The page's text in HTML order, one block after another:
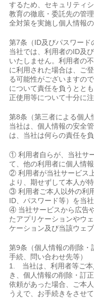
するため、セキュリティ
教育の徹底・委託先の管
全対策を実施し個人情報
第7条（ID及びパスワード
当社では、利用者のID及
いたしません。利用者の
に利用された場合は、ご
る可能性がございますの
について責任を負うとと
正使用等について十分に
第8条（第三者による個人
当社は、個人情報の安全
は、当社は何らの責任を負
① 利用者自らが、当社サ
て、他の利用者に個人情
② 利用者が当社サービス
より、期せずして本人が
③ 利用者ご本人以外の利
ID、パスワード等）を当
④ 当社サービスから広告
たアプリケーションやウ
ケーション及び当該ウェ
第9条（個人情報の削除
手続、問い合わせ先等）
1. 当社は、利用者等ご本
き、個人情報の削除・訂
依頼があった場合、ご本
うえで、お手続きをさせ